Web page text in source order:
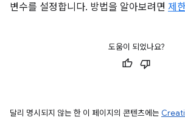
변수를 설정합니다. 방법을 알아보려면 제
도움이 되었나요?
달리 명시되지 않는 한 이 페이지의 콘텐츠에는